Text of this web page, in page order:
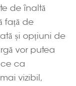
de înaltă
față de
și opțiuni de
vor putea
ca
vizibil,